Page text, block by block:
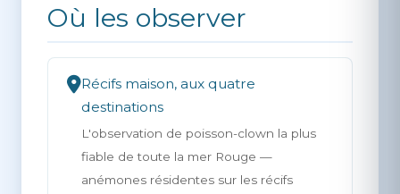
Où les observer
Récifs maison, aux quatre
destinations
L'observation de poisson-clown la plus
fiable de toute la mer Rouge —
anémones résidentes sur les récifs